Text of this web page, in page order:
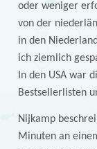
oder weniger
von der
in den
ich ziemlich
In den USA war
Bestsellerlisten
Nijkamp
Minuten an